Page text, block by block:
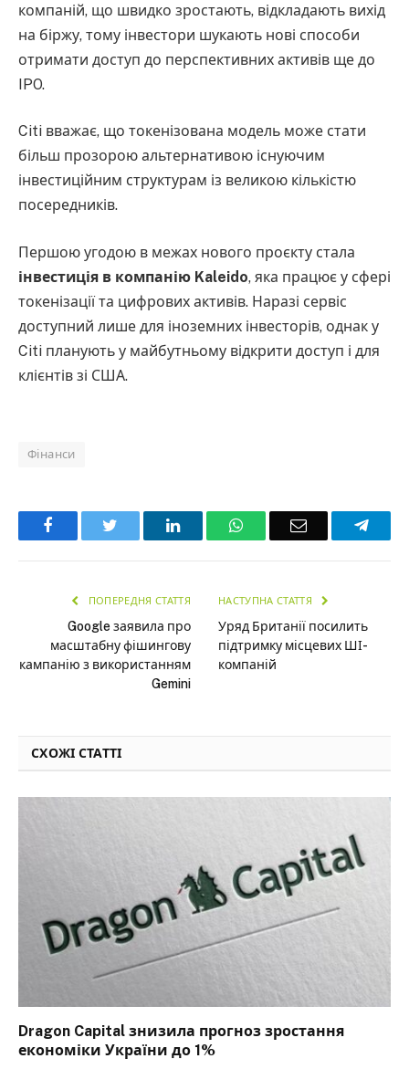
компаній, що швидко зростають, відкладають вихід
на біржу, тому інвестори шукають нові способи
отримати доступ до перспективних активів ще до
IPO.
Citi вважає, що токенізована модель може стати
більш прозорою альтернативою існуючим
інвестиційним структурам із великою кількістю
посередників.
Першою угодою в межах нового проєкту стала
інвестиція в компанію Kaleido, яка працює у сфері
токенізації та цифрових активів. Наразі сервіс
доступний лише для іноземних інвесторів, однак у
Citi планують у майбутньому відкрити доступ і для
клієнтів зі США.
Фінанси
Facebook LinkedInWhatsAppEmail
ПОПЕРЕДНЯ СТАТТЯ
Google заявила про
масштабну фішингову
кампанію з використанням
Gemini
НАСТУПНА СТАТТЯ
Уряд Британії посилить
підтримку місцевих ШІ-
компаній
СХОЖІ СТАТТІ
Dragon Capital знизила прогноз зростання
економіки України до 1%